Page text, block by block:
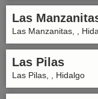
Las
Las Manzanitas, ,
Las Pilas
Las Pilas, , Hidalgo